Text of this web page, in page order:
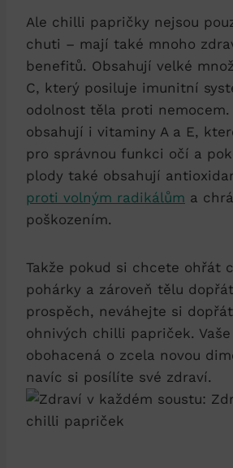
Ale chilli papričky nejsou
chuti – mají také mnoho
benefitů. Obsahují velké
C, který posiluje imunitní
odolnost těla proti nemocem.
obsahují i vitaminy A a E,
pro správnou funkci očí a
plody také obsahují
proti volným radikálům a
poškozením.
Takže pokud si chcete ohřát
pohárky a zároveň tělu
prospěch, neváhejte si
ohnivých chilli papriček.
obohacená o zcela novou
navíc si posílíte své zdraví.